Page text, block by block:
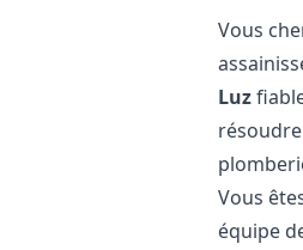
Vous
Luz
Vous
équipe